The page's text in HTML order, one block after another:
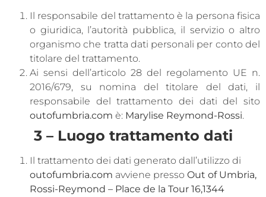
Il responsabile del trattamento è la persona fisica
o giuridica, l’autorità pubblica, il servizio o altro
organismo che tratta dati personali per conto del
titolare del trattamento.
Ai sensi dell’articolo 28 del regolamento UE n.
2016/679, su nomina del titolare del dati, il
responsabile del trattamento dei dati del sito
outofumbria.com è: Marylise Reymond-Rossi.
3 – Luogo trattamento dati
Il trattamento dei dati generato dall’utilizzo di
outofumbria.com avviene presso Out of Umbria,
Rossi-Reymond – Place de la Tour 16,1344